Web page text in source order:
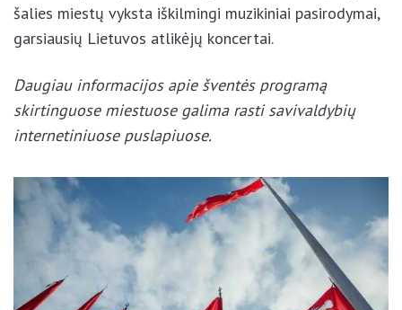
šalies miestų vyksta iškilmingi muzikiniai pasirodymai,
garsiausių Lietuvos atlikėjų koncertai.
Daugiau informacijos apie šventės programą
skirtinguose miestuose galima rasti savivaldybių
internetiniuose puslapiuose.